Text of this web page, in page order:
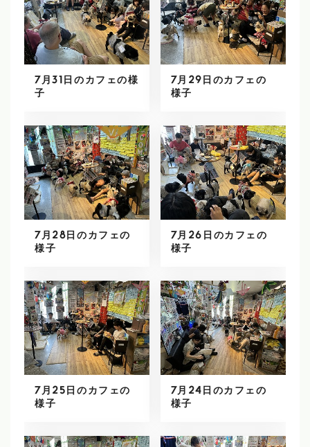
7月31日のカフェの様
子
7月29日のカフェの
様子
7月28日のカフェの
様子
7月26日のカフェの
様子
7月25日のカフェの
様子
7月24日のカフェの
様子